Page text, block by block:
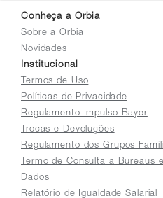
Conheça a Orbia
Sobre a Orbia
Novidades
Institucional
Termos de Uso
Políticas de Privacidade
Regulamento Impulso Bayer
Trocas e Devoluções
Regulamento dos Grupos
Termo de Consulta a Bureaus
Dados
Relatório de Igualdade Salarial